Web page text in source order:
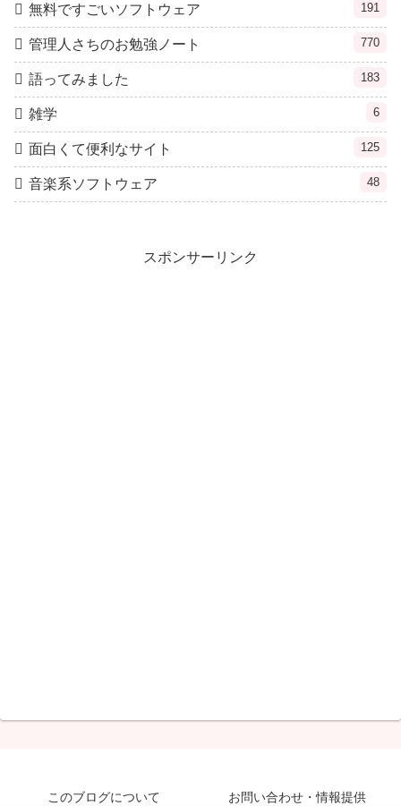
無料ですごいソフトウェア 191
管理人さちのお勉強ノート 770
語ってみました 183
雑学 6
面白くて便利なサイト 125
音楽系ソフトウェア 48
スポンサーリンク
このブログについて お問い合わせ・情報提供